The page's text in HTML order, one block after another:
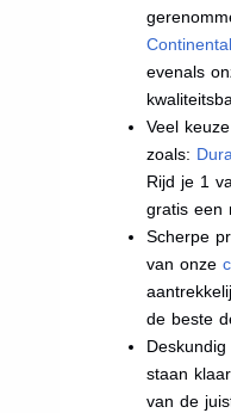
Continental
evenals
Veel
zoals:
Rijd je 1
gratis een
Scherpe
van onze
de beste
staan
van de